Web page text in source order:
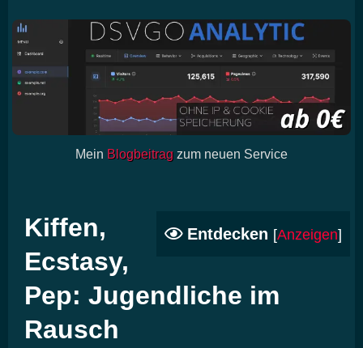
Mein Blogbeitrag zum neuen Service
Entdecken [Anzeigen]
Kiffen,
Ecstasy,
Pep: Jugendliche im
Rausch